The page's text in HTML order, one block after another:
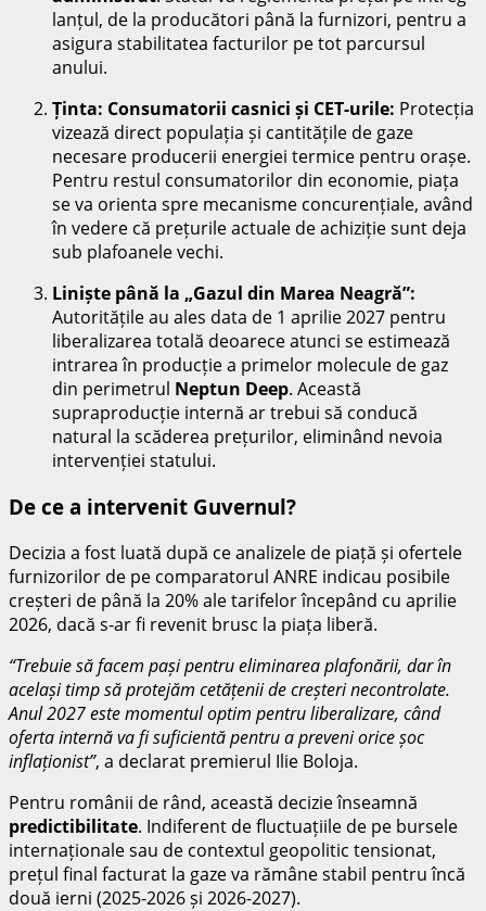
lanțul, de la producători până la furnizori, pentru a
asigura stabilitatea facturilor pe tot parcursul
anului.
Ținta: Consumatorii casnici și CET-urile: Protecția
vizează direct populația și cantitățile de gaze
necesare producerii energiei termice pentru orașe.
Pentru restul consumatorilor din economie, piața
se va orienta spre mecanisme concurențiale, având
în vedere că prețurile actuale de achiziție sunt deja
sub plafoanele vechi.
Liniște până la „Gazul din Marea Neagră”:
Autoritățile au ales data de 1 aprilie 2027 pentru
liberalizarea totală deoarece atunci se estimează
intrarea în producție a primelor molecule de gaz
din perimetrul Neptun Deep. Această
supraproducție internă ar trebui să conducă
natural la scăderea prețurilor, eliminând nevoia
intervenției statului.
De ce a intervenit Guvernul?
Decizia a fost luată după ce analizele de piață și ofertele
furnizorilor de pe comparatorul ANRE indicau posibile
creșteri de până la 20% ale tarifelor începând cu aprilie
2026, dacă s-ar fi revenit brusc la piața liberă.
“Trebuie să facem pași pentru eliminarea plafonării, dar în
același timp să protejăm cetățenii de creșteri necontrolate.
Anul 2027 este momentul optim pentru liberalizare, când
oferta internă va fi suficientă pentru a preveni orice șoc
inflaționist”, a declarat premierul Ilie Boloja.
Pentru românii de rând, această decizie înseamnă
predictibilitate. Indiferent de fluctuațiile de pe bursele
internaționale sau de contextul geopolitic tensionat,
prețul final facturat la gaze va rămâne stabil pentru încă
două ierni (2025-2026 și 2026-2027).